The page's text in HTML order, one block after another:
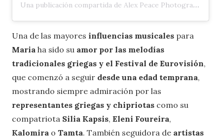
Una publicación compartida de Alex Peace Photography (@alexpeacephotography)
Una de las mayores influencias musicales para
Maria ha sido su amor por las melodías
tradicionales griegas y el Festival de Eurovisión,
que comenzó a seguir desde una edad temprana,
mostrando siempre admiración por las
representantes griegas y chipriotas como su
compatriota Silia Kapsis, Eleni Foureira,
Kalomira o Tamta. También seguidora de artistas